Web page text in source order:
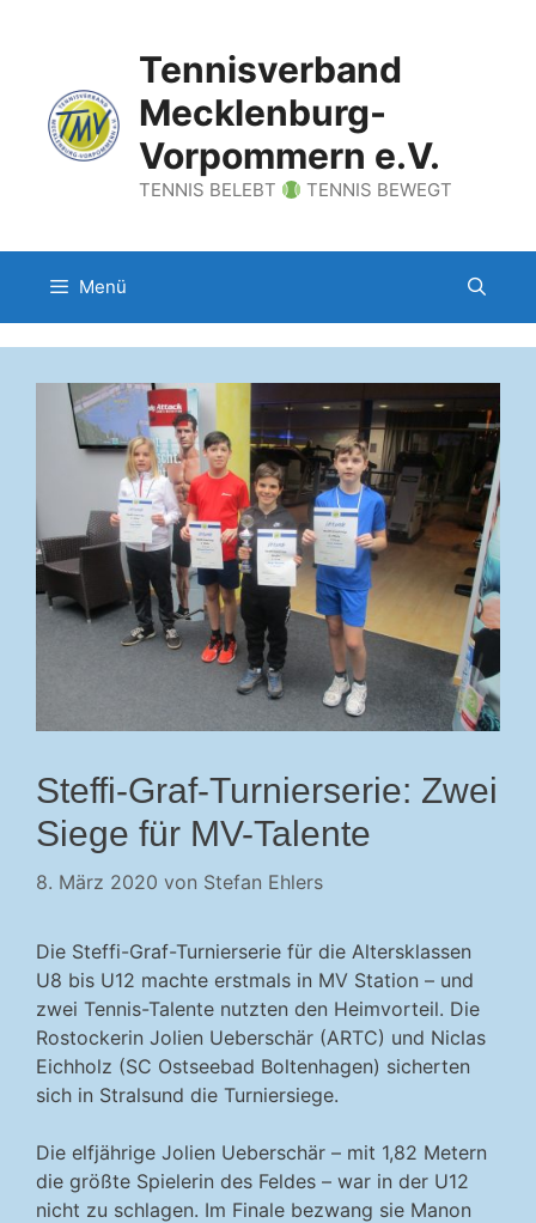
Tennisverband
Mecklenburg-
Vorpommern e.V.
TENNIS BELEBT TENNIS BEWEGT
Menü
Steffi-Graf-Turnierserie: Zwei
Siege für MV-Talente
8. März 2020 von Stefan Ehlers
Die Steffi-Graf-Turnierserie für die Altersklassen
U8 bis U12 machte erstmals in MV Station – und
zwei Tennis-Talente nutzten den Heimvorteil. Die
Rostockerin Jolien Ueberschär (ARTC) und Niclas
Eichholz (SC Ostseebad Boltenhagen) sicherten
sich in Stralsund die Turniersiege.
Die elfjährige Jolien Ueberschär – mit 1,82 Metern
die größte Spielerin des Feldes – war in der U12
nicht zu schlagen. Im Finale bezwang sie Manon